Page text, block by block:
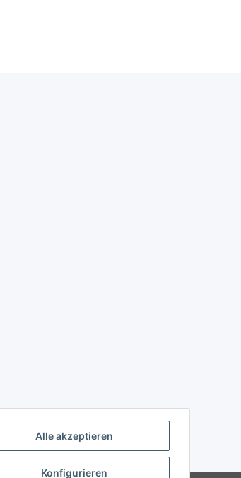
Alle akzeptieren
Konfigurieren